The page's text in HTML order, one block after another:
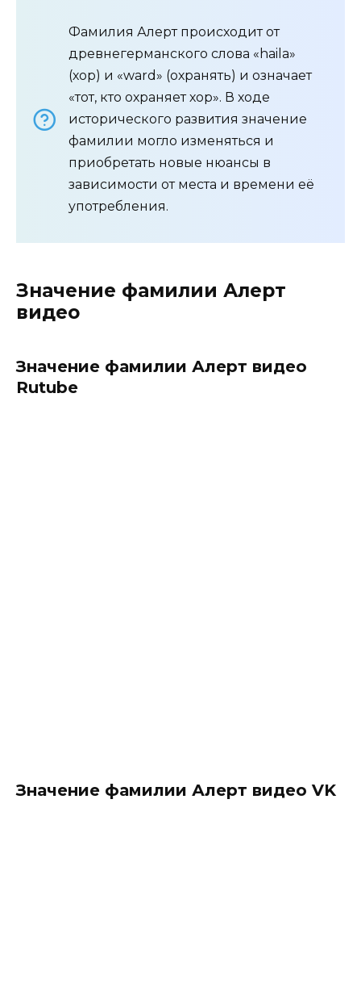
Фамилия Алерт происходит от
древнегерманского слова «haila»
(хор) и «ward» (охранять) и означает
«тот, кто охраняет хор». В ходе
исторического развития значение
фамилии могло изменяться и
приобретать новые нюансы в
зависимости от места и времени её
употребления.
Значение фамилии Алерт
видео
Значение фамилии Алерт видео
Rutube
Значение фамилии Алерт видео VK